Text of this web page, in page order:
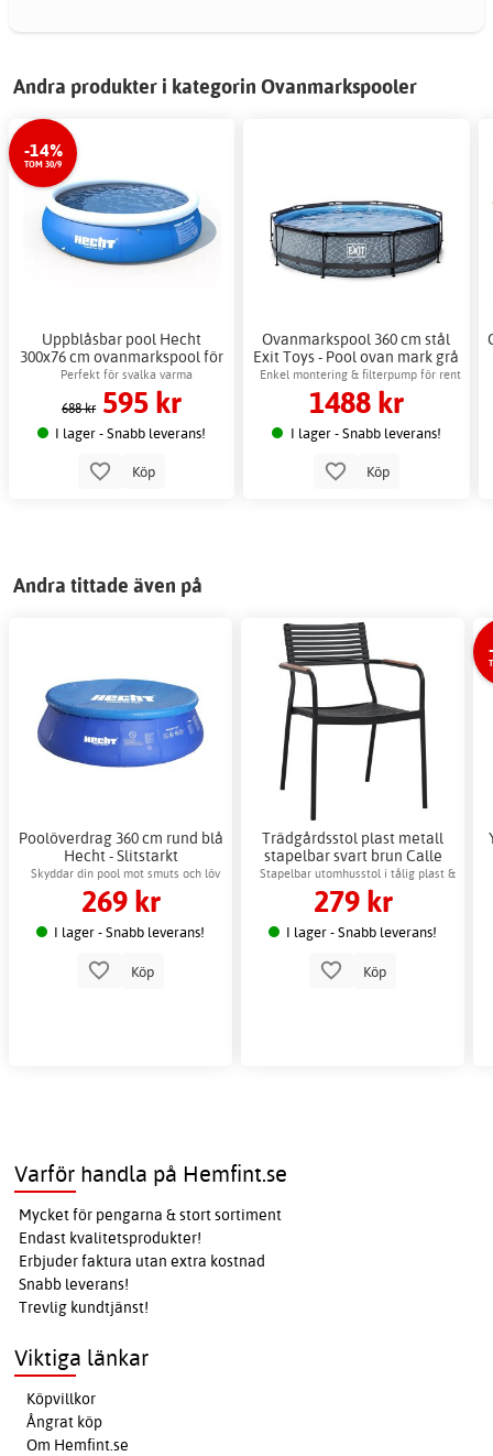
Andra produkter i kategorin Ovanmarkspooler
-14%
TOM 30/9
Uppblåsbar pool Hecht
300x76 cm ovanmarkspool för
barn
Perfekt för svalka varma
sommardagar
688 kr 595 kr
I lager - Snabb leverans!
Köp
Ovanmarkspool 360 cm stål
Exit Toys - Pool ovan mark grå
Enkel montering & filterpump för rent
vatten
1488 kr
I lager - Snabb leverans!
Köp
Andra tittade även på
Poolöverdrag 360 cm rund blå
Hecht - Slitstarkt
pooltillbehör
Skyddar din pool mot smuts och löv
effektivt
269 kr
I lager - Snabb leverans!
Köp
Trädgårdsstol plast metall
stapelbar svart brun Calle
Stapelbar utomhusstol i tålig plast &
metall
279 kr
I lager - Snabb leverans!
Köp
Varför handla på Hemfint.se
Mycket för pengarna & stort sortiment
Endast kvalitetsprodukter!
Erbjuder faktura utan extra kostnad
Snabb leverans!
Trevlig kundtjänst!
Viktiga länkar
Köpvillkor
Ångrat köp
Om Hemfint.se